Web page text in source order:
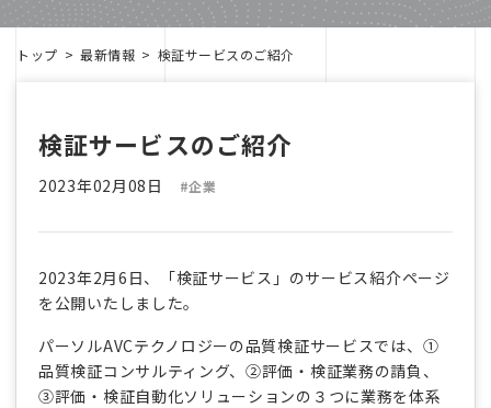
トップ 最新情報 検証サービスのご紹介
検証サービスのご紹介
2023年02月08日 #企業
2023年2月6日、「検証サービス」のサービス紹介ページ
を公開いたしました。
パーソルAVCテクノロジーの品質検証サービスでは、①
品質検証コンサルティング、②評価・検証業務の請負、
③評価・検証自動化ソリューションの３つに業務を体系